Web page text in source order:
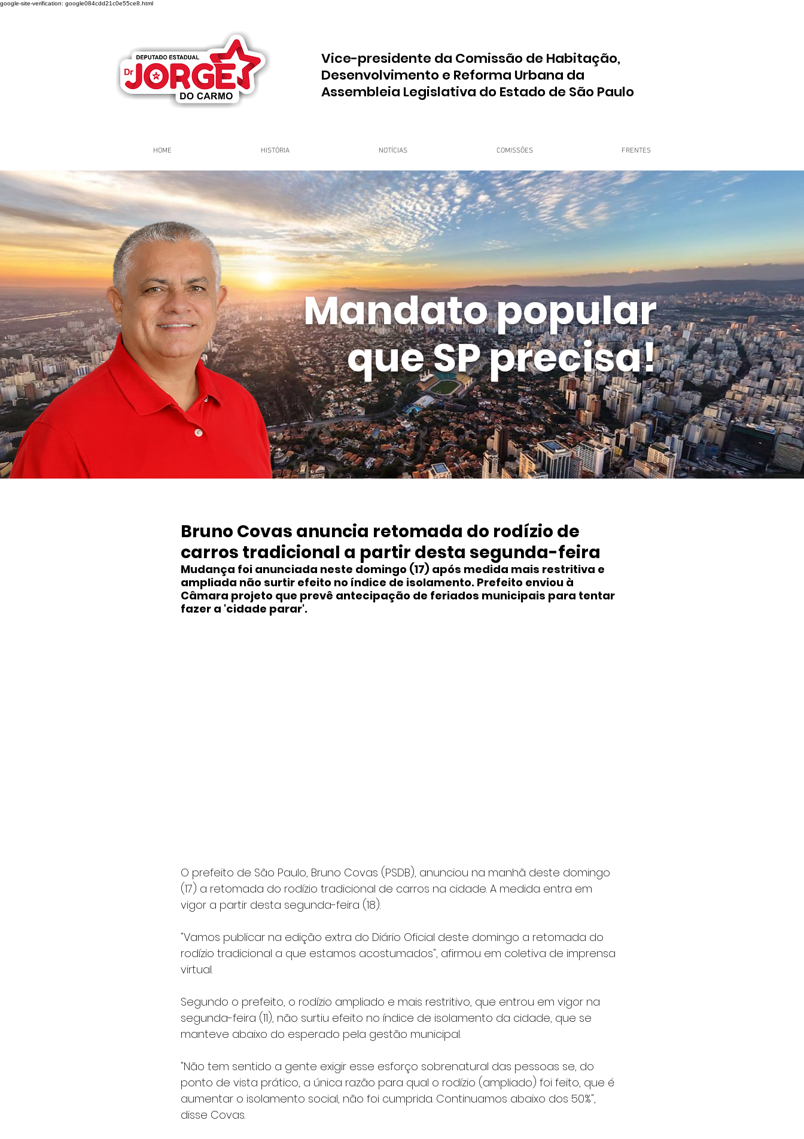
google-site-verification: google084cdd21c0e55ce8.html
Vice-presidente da Comissão de Habitação,
Desenvolvimento e Reforma Urbana da
Assembleia Legislativa do Estado de São Paulo
HOME HISTÓRIA NOTÍCIAS COMISSÕES FRENTES
Bruno Covas anuncia retomada do rodízio de
carros tradicional a partir desta segunda-feira
Mudança foi anunciada neste domingo (17) após medida mais restritiva e
ampliada não surtir efeito no índice de isolamento. Prefeito enviou à
Câmara projeto que prevê antecipação de feriados municipais para tentar
fazer a 'cidade parar'.
O prefeito de São Paulo, Bruno Covas (PSDB), anunciou na manhã deste domingo
(17) a retomada do rodízio tradicional de carros na cidade. A medida entra em
vigor a partir desta segunda-feira (18).
"Vamos publicar na edição extra do Diário Oficial deste domingo a retomada do
rodízio tradicional a que estamos acostumados", afirmou em coletiva de imprensa
virtual.
Segundo o prefeito, o rodízio ampliado e mais restritivo, que entrou em vigor na
segunda-feira (11), não surtiu efeito no índice de isolamento da cidade, que se
manteve abaixo do esperado pela gestão municipal.
"Não tem sentido a gente exigir esse esforço sobrenatural das pessoas se, do
ponto de vista prático, a única razão para qual o rodízio (ampliado) foi feito, que é
aumentar o isolamento social, não foi cumprida. Continuamos abaixo dos 50%",
disse Covas.
Mandato popular
que SP precisa!